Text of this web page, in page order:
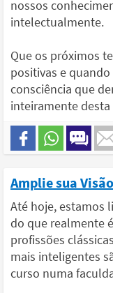
nossos
intelectualmente.
Que os próximos
positivas e
consciência que
inteiramente
Amplie sua
Até hoje, estamos
do que realmente
profissões
mais inteligentes
curso numa